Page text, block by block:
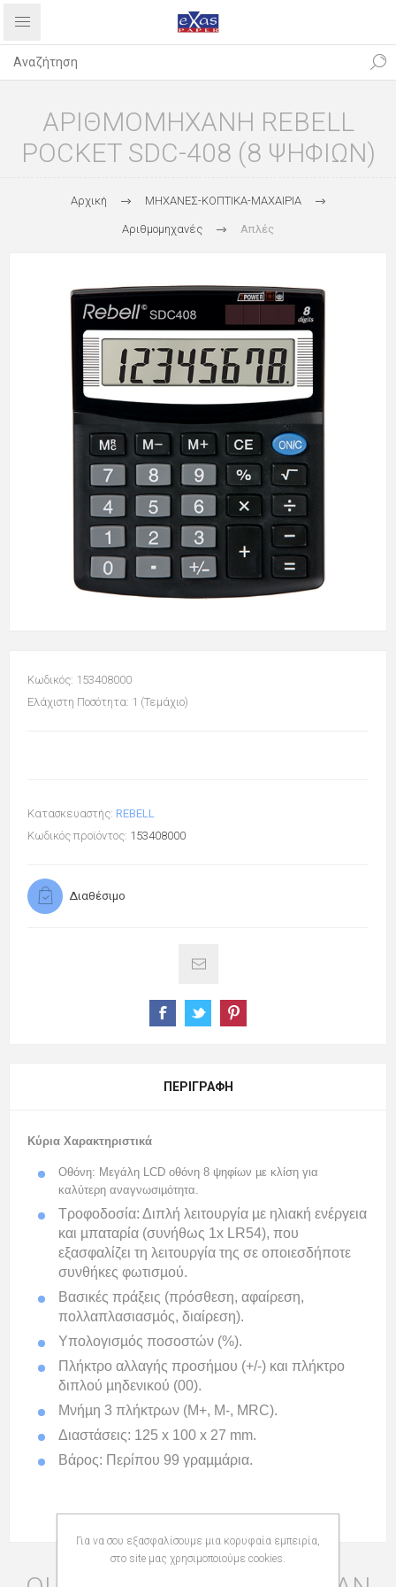
ΑΡΙΘΜΟΜΗΧΑΝΗ REBELL
POCKET SDC-408 (8 ΨΗΦΙΩΝ)
Αρχική ΜΗΧΑΝΕΣ-ΚΟΠΤΙΚΑ-ΜΑΧΑΙΡΙΑ
Αριθμομηχανές Απλές
Κωδικός: 153408000
Ελάχιστη Ποσότητα: 1 (Τεμάχιο)
Κατασκευαστής: REBELL
Κωδικός προϊόντος: 153408000
Διαθέσιμο
ΠΕΡΙΓΡΑΦΉ
Κύρια Χαρακτηριστικά
Οθόνη: Μεγάλη LCD οθόνη 8 ψηφίων µε κλίση για
καλύτερη αναγνωσιµότητα.
Τροφοδοσία: Διπλή λειτουργία µε ηλιακή ενέργεια
και µπαταρία (συνήθως 1x LR54), που
εξασφαλίζει τη λειτουργία της σε οποιεσδήποτε
συνθήκες φωτισµού.
Βασικές πράξεις (πρόσθεση, αφαίρεση,
πολλαπλασιασµός, διαίρεση).
Υπολογισµός ποσοστών (%).
Πλήκτρο αλλαγής προσήµου (+/-) και πλήκτρο
διπλού µηδενικού (00).
Μνήµη 3 πλήκτρων (M+, M-, MRC).
Διαστάσεις: 125 x 100 x 27 mm.
Βάρος: Περίπου 99 γραµµάρια.
Για να σου εξασφαλίσουμε μια κορυφαία εμπειρία,
στο site μας χρησιμοποιούμε cookies.